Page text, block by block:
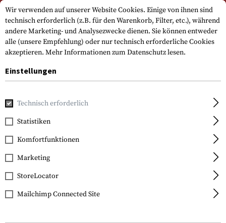
Bitte beachten Sie, dass die Lieferzeiten auf Grund eines Feiertags am
15.08.2026 abweichen können
CAA Tactical
Tri-Rail Picatinny
Mount
Wir verwenden auf unserer Website Cookies. Einige von ihnen sind
technisch erforderlich (z.B. für den Warenkorb, Filter, etc.), während
andere Marketing- und Analysezwecke dienen. Sie können entweder
alle (unsere Empfehlung) oder nur technisch erforderliche Cookies
akzeptieren. Mehr Informationen zum Datenschutz lesen.
Einstellungen
Technisch erforderlich
Statistiken
Komfortfunktionen
Marketing
StoreLocator
Mailchimp Connected Site